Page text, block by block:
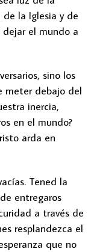
la Iglesia y de
el mundo a
sino los
meter debajo del
inercia,
en el mundo?
arda en
Tened la
entregaros
a través de
resplandezca el
que no